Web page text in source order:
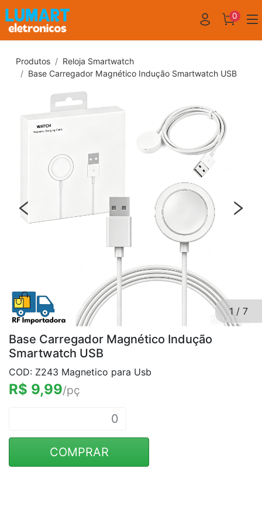
0
Produtos
Reloja Smartwatch
Base Carregador Magnético Indução Smartwatch USB
1/ 7
Base Carregador Magnético Indução
Smartwatch USB
COD: Z243 Magnetico para Usb
R$ 9,99/pç
COMPRAR